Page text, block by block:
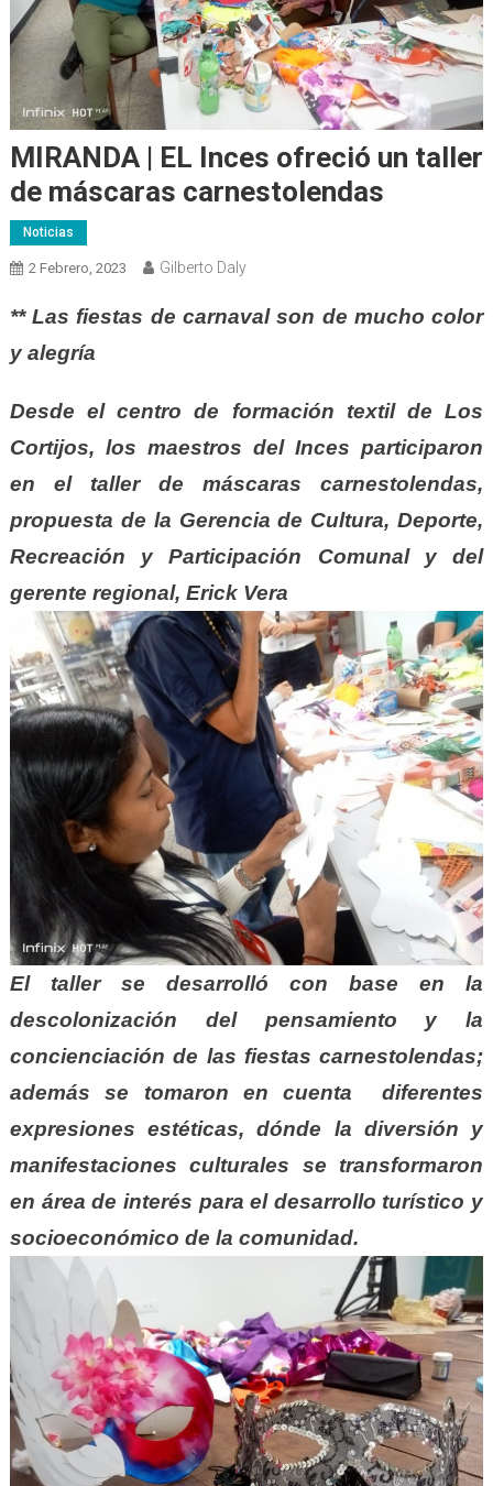
MIRANDA | EL Inces ofreció un taller
de máscaras carnestolendas
Noticias
2 Febrero, 2023 Gilberto Daly
** Las fiestas de carnaval son de mucho color
y alegría
Desde el centro de formación textil de Los
Cortijos, los maestros del Inces participaron
en el taller de máscaras carnestolendas,
propuesta de la Gerencia de Cultura, Deporte,
Recreación y Participación Comunal y del
gerente regional, Erick Vera
El taller se desarrolló con base en la
descolonización del pensamiento y la
concienciación de las fiestas carnestolendas;
además se tomaron en cuenta diferentes
expresiones estéticas, dónde la diversión y
manifestaciones culturales se transformaron
en área de interés para el desarrollo turístico y
socioeconómico de la comunidad.